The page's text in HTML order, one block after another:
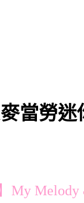
當勞迷
My